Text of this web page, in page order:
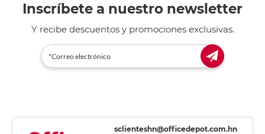
Inscríbete a nuestro newsletter
Y recibe descuentos y promociones exclusivas.
sclienteshn@officedepot.com.hn